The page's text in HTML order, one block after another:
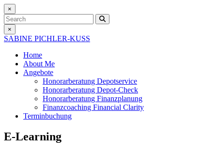
×
Search
×
SABINE PICHLER-KUSS
Home
About Me
Angebote
Honorarberatung Depotservice
Honorarberatung Depot-Check
Honorarberatung Finanzplanung
Finanzcoaching Financial Clarity
Terminbuchung
E-Learning